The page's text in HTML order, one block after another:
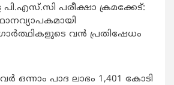
പരീക്ഷാ ക്രമക്കേട്:
വന്‍ പ്രതിഷേധം
ഒന്നാം പാദ ലാഭം 1,401 കോടി